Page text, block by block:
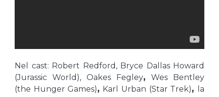
Nel cast: Robert Redford, Bryce Dallas Howard
(Jurassic World), Oakes Fegley, Wes Bentley
(the Hunger Games), Karl Urban (Star Trek),
la